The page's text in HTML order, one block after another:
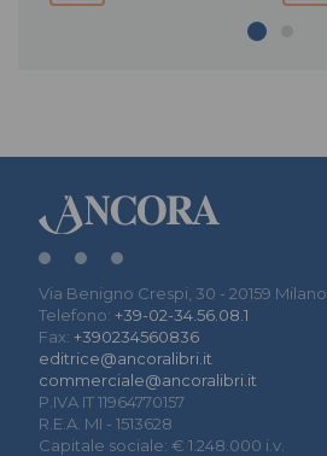
Via Benigno Crespi, 30 - 20159 Milano
Telefono: +39-02-34.56.08.1
Fax: +390234560836
editrice@ancoralibri.it
commerciale@ancoralibri.it
P.IVA IT 11964770157
R.E.A. MI - 1513628
Capitale sociale: € 1.248.000 i.v.